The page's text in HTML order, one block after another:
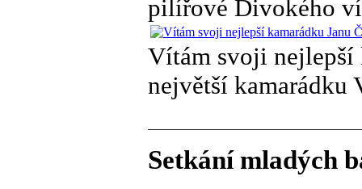
pilířové Divokého
Vítám svoji nejlepší
největší kamarádku
Setkání mladých